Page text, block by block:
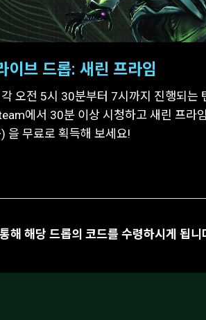
이브 드롭: 새린 프라임
오전 5시 30분부터 7시까지 진행되는
에서 30분 이상 시청하고 새린 프라
을 무료로 획득해 보세요!
해 해당 드롭의 코드를 수령하시게 됩니